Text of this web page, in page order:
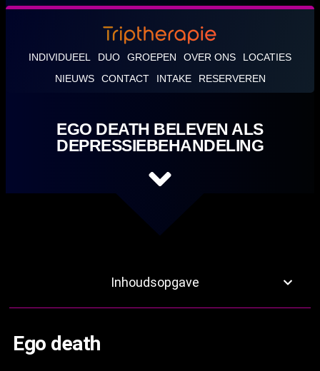
INDIVIDUEEL DUO GROEPEN OVER ONS
LOCATIES
NIEUWS
CONTACT INTAKE RESERVEREN
EGO DEATH BELEVEN ALS
DEPRESSIEBEHANDELING
Inhoudsopgave
Ego death